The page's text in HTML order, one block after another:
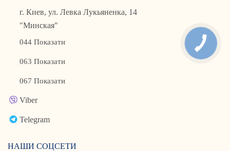
г. Киев, ул. Левка Лукьяненка, 14
"Минская"
044 Показати
063 Показати
067 Показати
Viber
Telegram
НАШИ СОЦСЕТИ